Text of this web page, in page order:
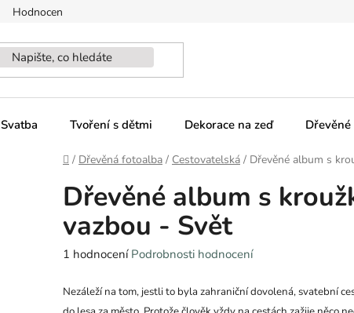
Hodnocení obchodu
Svatba Tvoření s dětmi Dekorace na zeď
Domů
/ Dřevěná fotoalba / Cestovatelská / Dřevěné album s
Dřevěné album s
vazbou - Svět
Průměrné
produktu
1 hodnocení Podrobnosti hodnocení
Nezáleží na tom, jestli to byla zahraniční dovolená, svatební